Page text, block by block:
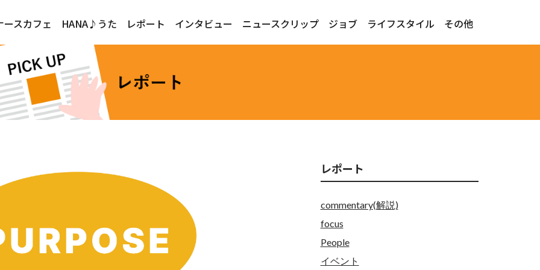
ースカフェ HANA♪うた レポート インタビュー ニュースクリップ ジョブ ライフスタイル その他
レポート
commentary(解説)
focus
People
イベント